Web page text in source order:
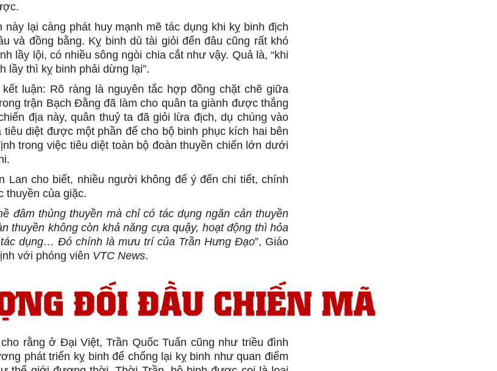
này lại càng phát huy mạnh mẽ tác dụng khi kỵ binh địch
và đồng bằng. Kỵ binh dù tài giỏi đến đâu cũng rất khó
lầy lội, có nhiều sông ngòi chia cắt như vậy. Quả là, “khi
lầy thì kỵ binh phải dừng lại”.
luận: Rõ ràng là nguyên tắc hợp đồng chặt chẽ giữa
trận Bạch Đằng đã làm cho quân ta giành được thắng
địa này, quân thuỷ ta đã giỏi lừa địch, dụ chúng vào
tiêu diệt được một phần để cho bộ binh phục kích hai bên
trong việc tiêu diệt toàn bộ đoàn thuyền chiến lớn dưới
Lan cho biết, nhiều người không để ý đến chi tiết, chính
thuyền của giặc.
đâm thủng thuyền mà chỉ có tác dụng ngăn cản thuyền
thuyền không còn khả năng cựa quậy, hoạt động thì hỏa
dụng… Đó chính là mưu trí của Trần Hưng Đạo”, Giáo
với phóng viên VTC News.
rằng ở Đại Việt, Trần Quốc Tuấn cũng như triều đình
phát triển kỵ binh để chống lại kỵ binh như quan điểm